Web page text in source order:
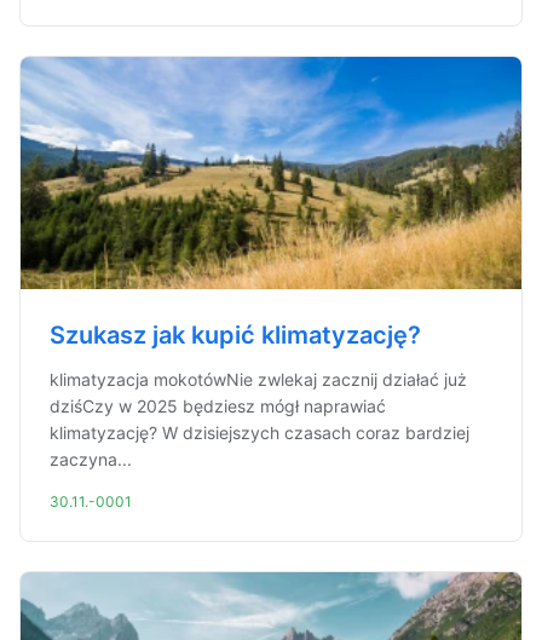
Szukasz jak kupić klimatyzację?
klimatyzacja mokotówNie zwlekaj zacznij działać już
dziśCzy w 2025 będziesz mógł naprawiać
klimatyzację? W dzisiejszych czasach coraz bardziej
zaczyna...
30.11.-0001